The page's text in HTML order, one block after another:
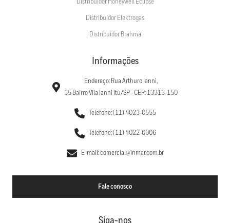
Distribuidor Honeywell Eclipse
Distribuidor Elektrogas
Distribuidor Brahma
Informações
Endereço: Rua Arthuro Ianni,
35 Bairro Vila Ianni Itu/SP - CEP: 13313-150
Telefone: (11) 4023-0555
Telefone: (11) 4022-0006
E-mail: comercial@inmar.com.br
Fale conosco
Siga-nos